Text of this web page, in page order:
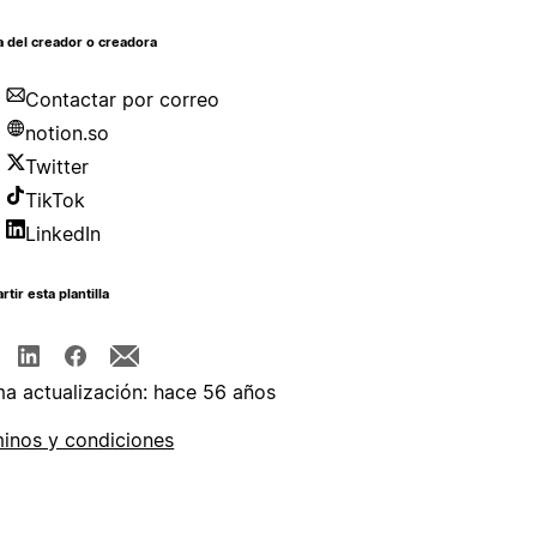
del creador o creadora
Contactar por correo
notion.so
Twitter
TikTok
LinkedIn
esta plantilla
actualización: hace 56 años
y condiciones